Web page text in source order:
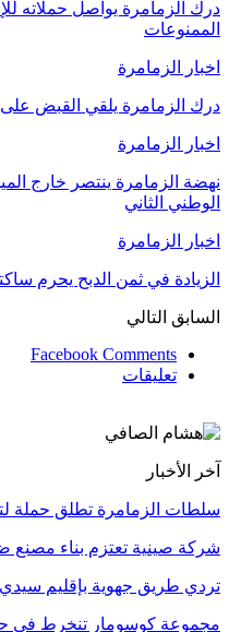
درك الزمامرة يواصل حملاته
الممنوعات
اخبار الزمامرة
درك الزمامرة يلقي القبض
اخبار الزمامرة
نهضة الزمامرة ينتصر خارج
الوطني الثاني
اخبار الزمامرة
الزيادة في ثمن الدبح يحرم
السابق التالي
Facebook Comments
تعليقات
آخر الأخبار
سلطات الزمامرة تطلق حملة
شركة صينية تعتزم بناء مصنع
تردي طريق جهوية بإقليم سيدي
مجموعة كوسومار تنخرط في